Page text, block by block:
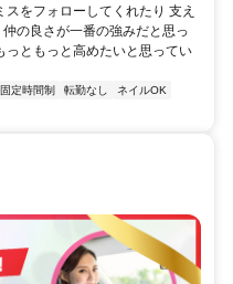
をフォローしてくれたり 支え
の良さが一番の強みだと思っ
っともっと高めたいと思ってい
固定時間制 転勤なし
ネイルOK